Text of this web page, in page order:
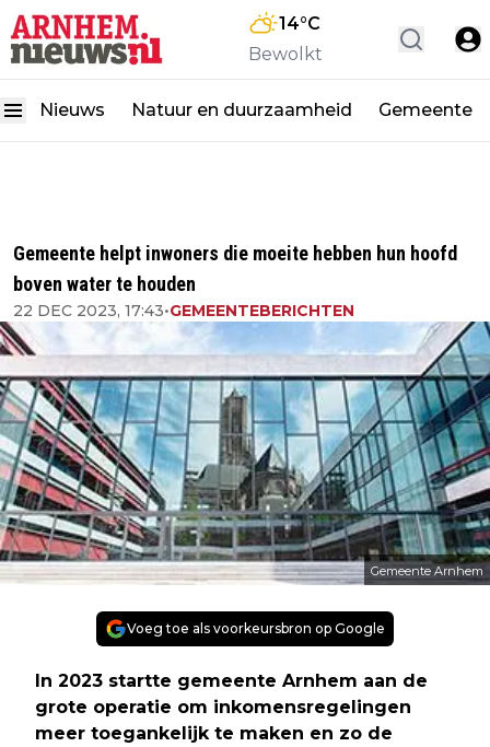
14°C
Bewolkt
Nieuws Natuur en duurzaamheid Gemeente
Gemeente helpt inwoners die moeite hebben hun hoofd
boven water te houden
22 DEC 2023, 17:43•GEMEENTEBERICHTEN
Gemeente Arnhem
Voeg toe als voorkeursbron op Google
In 2023 startte gemeente Arnhem aan de
grote operatie om inkomensregelingen
meer toegankelijk te maken en zo de